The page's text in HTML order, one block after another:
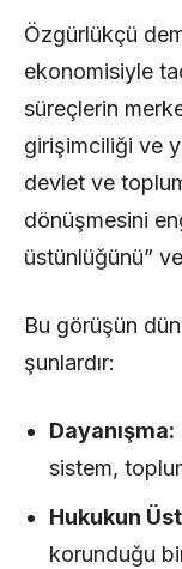
Özgürlükçü
ekonomisiyle
süreçlerin
girişimciliği ve
devlet ve
dönüşmesini
üstünlüğünü”
Bu görüşün
şunlardır:
Dayanışma:
sistem,
Hukukun
korunduğu